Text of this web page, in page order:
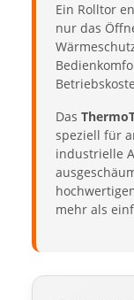
Ein Rolltor
nur das
Das
speziell für
industrielle
mehr als